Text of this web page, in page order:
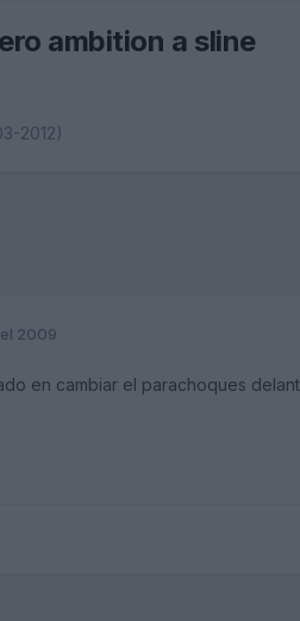
ambition a sline
2012)
2009
en cambiar el parachoques